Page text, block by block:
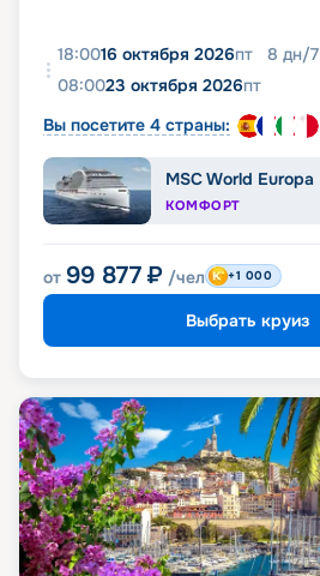
18:0016 октября 2026пт 8 дн/7
08:0023 октября 2026пт
Вы посетите 4 страны:
MSC World Europa
КОМФОРТ
от 99 877 ₽ /чел +1 000
Выбрать круиз